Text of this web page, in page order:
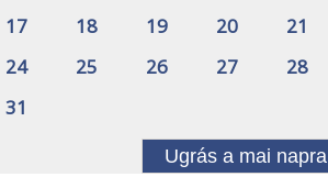
17
18 19 20 21
24
25 26 27 28
31
Ugrás a mai napra